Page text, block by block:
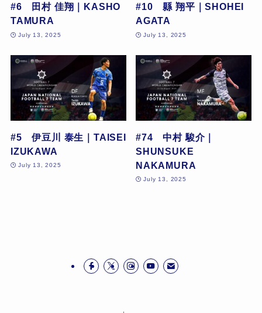
#6 田村 佳翔｜KASHO
TAMURA
July 13, 2025
#10 縣 翔平｜SHOHEI
AGATA
July 13, 2025
#5 伊豆川 泰生｜TAISEI
IZUKAWA
July 13, 2025
#74 中村 駿介｜
SHUNSUKE
NAKAMURA
July 13, 2025